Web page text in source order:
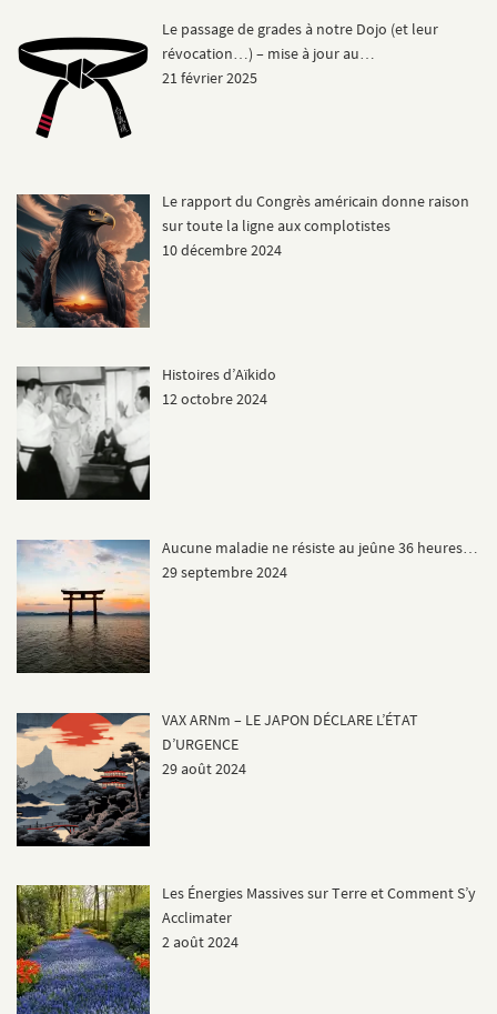
Le passage de grades à notre Dojo (et leur
révocation…) – mise à jour au…
21 février 2025
Le rapport du Congrès américain donne raison
sur toute la ligne aux complotistes
10 décembre 2024
Histoires d’Aïkido
12 octobre 2024
Aucune maladie ne résiste au jeûne 36 heures…
29 septembre 2024
VAX ARNm – LE JAPON DÉCLARE L’ÉTAT
D’URGENCE
29 août 2024
Les Énergies Massives sur Terre et Comment S’y
Acclimater
2 août 2024